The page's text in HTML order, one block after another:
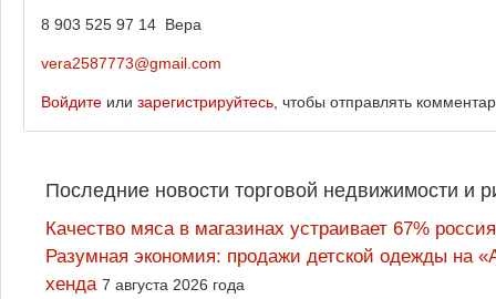
8 903 525 97 14 Вера
vera2587773@gmail.com
Войдите или зарегистрируйтесь , чтобы отправлять
Последние новости торговой недвижимости и
Качество мяса в магазинах устраивает 67%
Разумная экономия: продажи детской одежды на
хенда 7 августа 2026 года